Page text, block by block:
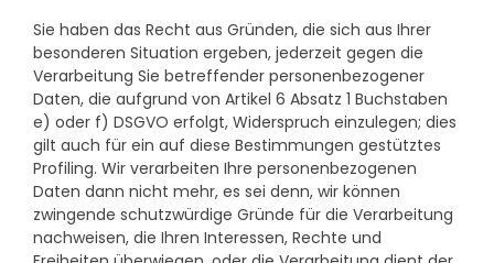
Sie haben das Recht aus Gründen, die sich aus Ihrer
besonderen Situation ergeben, jederzeit gegen die
Verarbeitung Sie betreffender personenbezogener
Daten, die aufgrund von Artikel 6 Absatz 1 Buchstaben
e) oder f) DSGVO erfolgt, Widerspruch einzulegen; dies
gilt auch für ein auf diese Bestimmungen gestütztes
Profiling. Wir verarbeiten Ihre personenbezogenen
Daten dann nicht mehr, es sei denn, wir können
zwingende schutzwürdige Gründe für die Verarbeitung
nachweisen, die Ihren Interessen, Rechte und